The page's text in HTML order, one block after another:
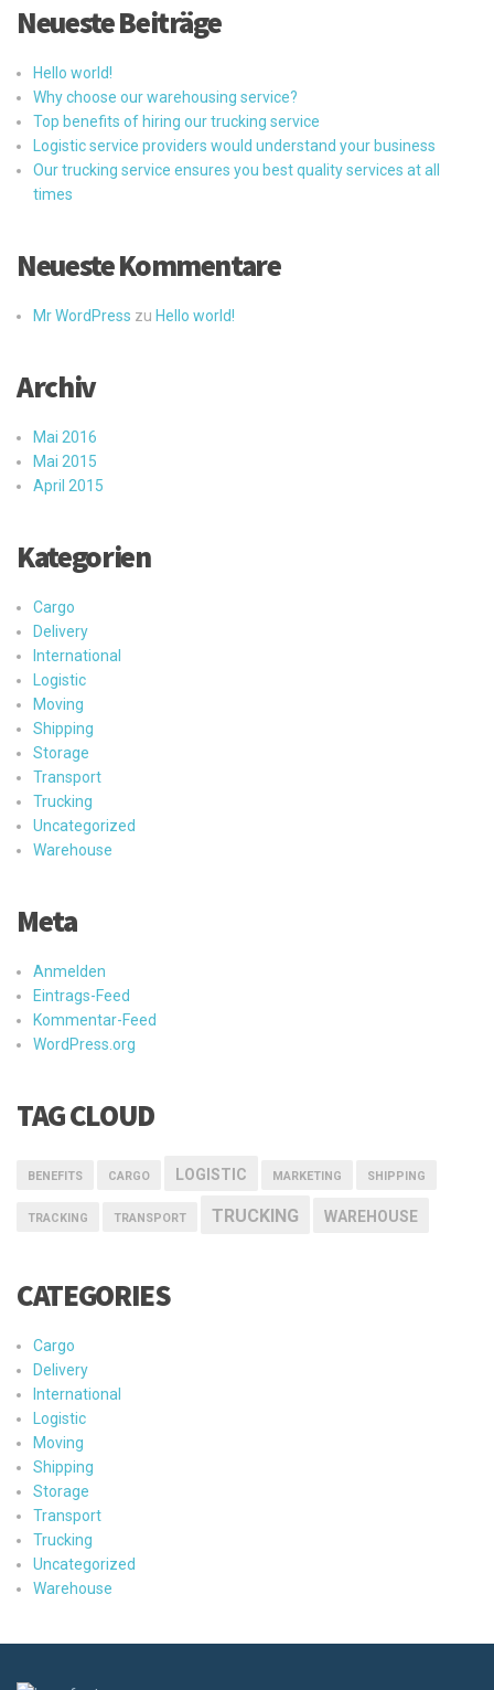
Neueste Beiträge
Hello world!
Why choose our warehousing service?
Top benefits of hiring our trucking service
Logistic service providers would understand your business
Our trucking service ensures you best quality services at all
times
Neueste Kommentare
Mr WordPress zu Hello world!
Archiv
Mai 2016
Mai 2015
April 2015
Kategorien
Cargo
Delivery
International
Logistic
Moving
Shipping
Storage
Transport
Trucking
Uncategorized
Warehouse
Meta
Anmelden
Eintrags-Feed
Kommentar-Feed
WordPress.org
TAG CLOUD
BENEFITS CARGO LOGISTIC MARKETING SHIPPING
TRACKING TRANSPORT TRUCKING WAREHOUSE
CATEGORIES
Cargo
Delivery
International
Logistic
Moving
Shipping
Storage
Transport
Trucking
Uncategorized
Warehouse